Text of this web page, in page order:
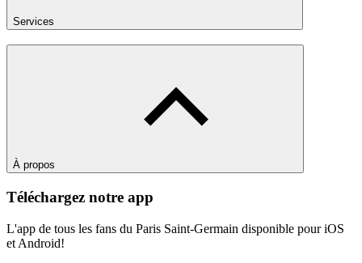
Services
À propos
Téléchargez notre app
L'app de tous les fans du Paris Saint-Germain disponible pour iOS
et Android!